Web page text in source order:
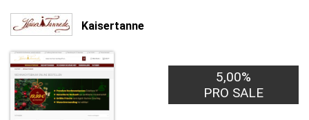
Kaisertanne
5,00%
PRO SALE